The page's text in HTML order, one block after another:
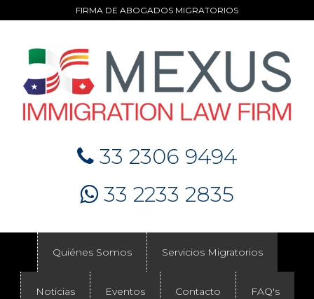
FIRMA DE ABOGADOS MIGRATORIOS
33 2306 9494
33 2233 2835
Quiénes Somos Servicios Migratorios
Noticias Eventos Contacto FAQ's